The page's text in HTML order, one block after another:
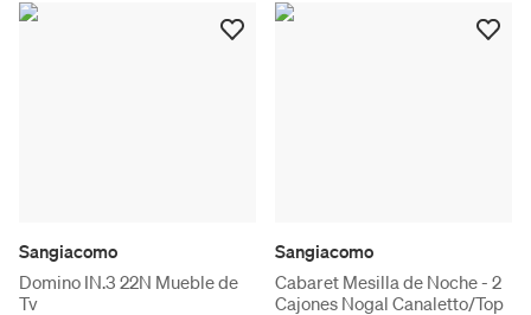
Sangiacomo
Domino IN.3 22N Mueble de
Tv
Sangiacomo
Cabaret Mesilla de Noche - 2
Cajones Nogal Canaletto/Top